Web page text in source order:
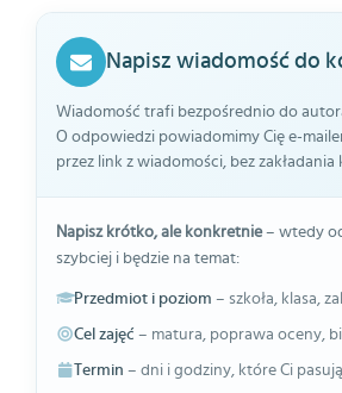
Napisz wiadomość do
Wiadomość trafi bezpośrednio do
O odpowiedzi powiadomimy Cię e-
przez link z wiadomości, bez zakładania
Napisz krótko, ale konkretnie– wtedy
szybciej i będzie na temat:
Przedmiot i poziom – szkoła, klasa,
Cel zajęć – matura, poprawa oceny,
Termin – dni i godziny, które Ci pasują